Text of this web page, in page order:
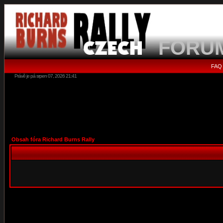
FAQ
Právě je pá srpen 07, 2026 21:41
Obsah fóra Richard Burns Rally